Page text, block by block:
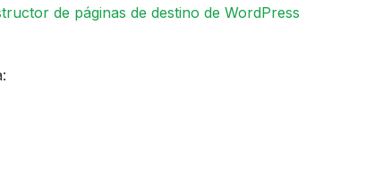
de páginas de destino de WordPress